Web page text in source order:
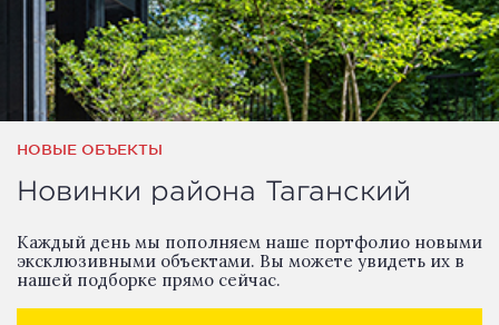
НОВЫЕ ОБЪЕКТЫ
Новинки района Таганский
Каждый день мы пополняем наше портфолио новыми
эксклюзивными объектами. Вы можете увидеть их в
нашей подборке прямо сейчас.